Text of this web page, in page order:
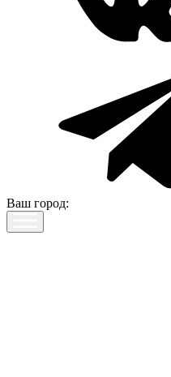
Ваш город: